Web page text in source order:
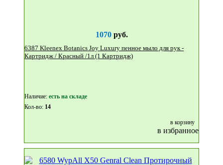
1070руб.
6387 Kleenex Botanics Joy Luxury пенное мыло для рук -
Картридж / Красный /1л (1 Картридж)
Наличие: eсть на складе
Кол-во: 14
в корзину
в избранное